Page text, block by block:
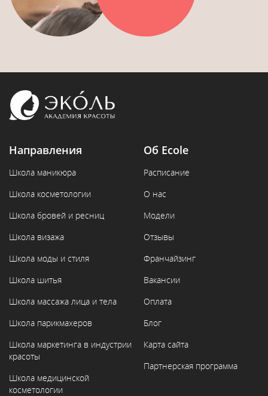
Направления
Школа маникюра
Школа косметологии
Школа бровей и ресниц
Школа визажа
Школа моды и стиля
Школа шитья
Школа массажа лица и тела
Школа парикмахеров
Школа маркетинга в индустрии
красоты
Школа медицинской
косметологии
Об Ecole
Расписание
О нас
Модели
Отзывы
Франчайзинг
Вакансии
Оплата
Блог
Карта сайта
Партнерская программа